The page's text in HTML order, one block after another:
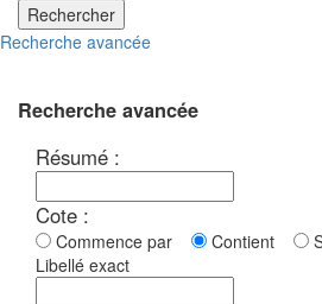
Rechercher
Recherche avancée
Recherche avancée
Résumé :
Cote :
Commence par Contient
Libellé exact